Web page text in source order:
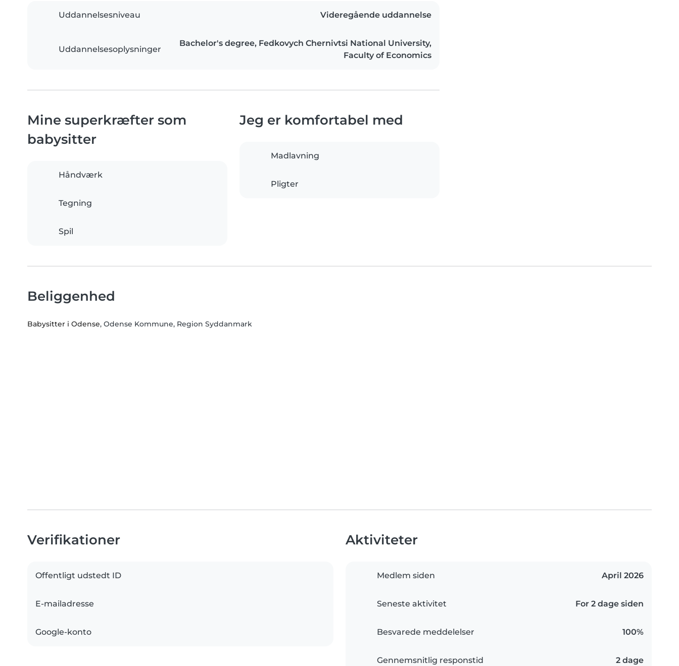
Uddannelsesniveau Videregående uddannelse
Uddannelsesoplysninger
Bachelor's degree, Fedkovych Chernivtsi National University,
Faculty of Economics
Mine superkræfter som
babysitter
Håndværk
Tegning
Spil
Jeg er komfortabel med
Madlavning
Pligter
Beliggenhed
Babysitter i Odense, Odense Kommune, Region Syddanmark
Verifikationer
Offentligt udstedt ID
E-mailadresse
Google-konto
Aktiviteter
Medlem siden April 2026
Seneste aktivitet For 2 dage siden
Besvarede meddelelser 100%
Gennemsnitlig responstid 2 dage